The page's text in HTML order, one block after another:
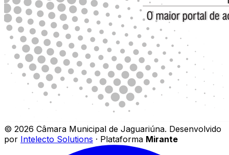
© 2026 Câmara Municipal de Jaguariúna. Desenvolvido
por Intelecto Solutions · Plataforma Mirante